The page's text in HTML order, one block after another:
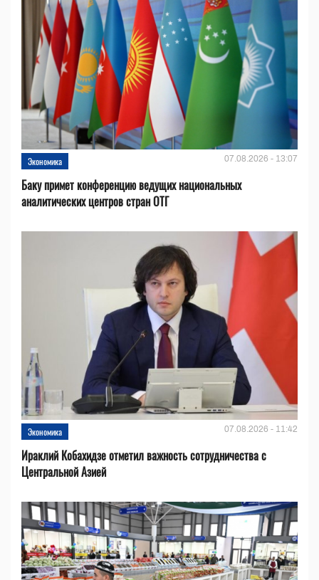
Экономика 07.08.2026 - 13:07
Баку примет конференцию ведущих национальных
аналитических центров стран ОТГ
Экономика 07.08.2026 - 11:42
Ираклий Кобахидзе отметил важность сотрудничества с
Центральной Азией